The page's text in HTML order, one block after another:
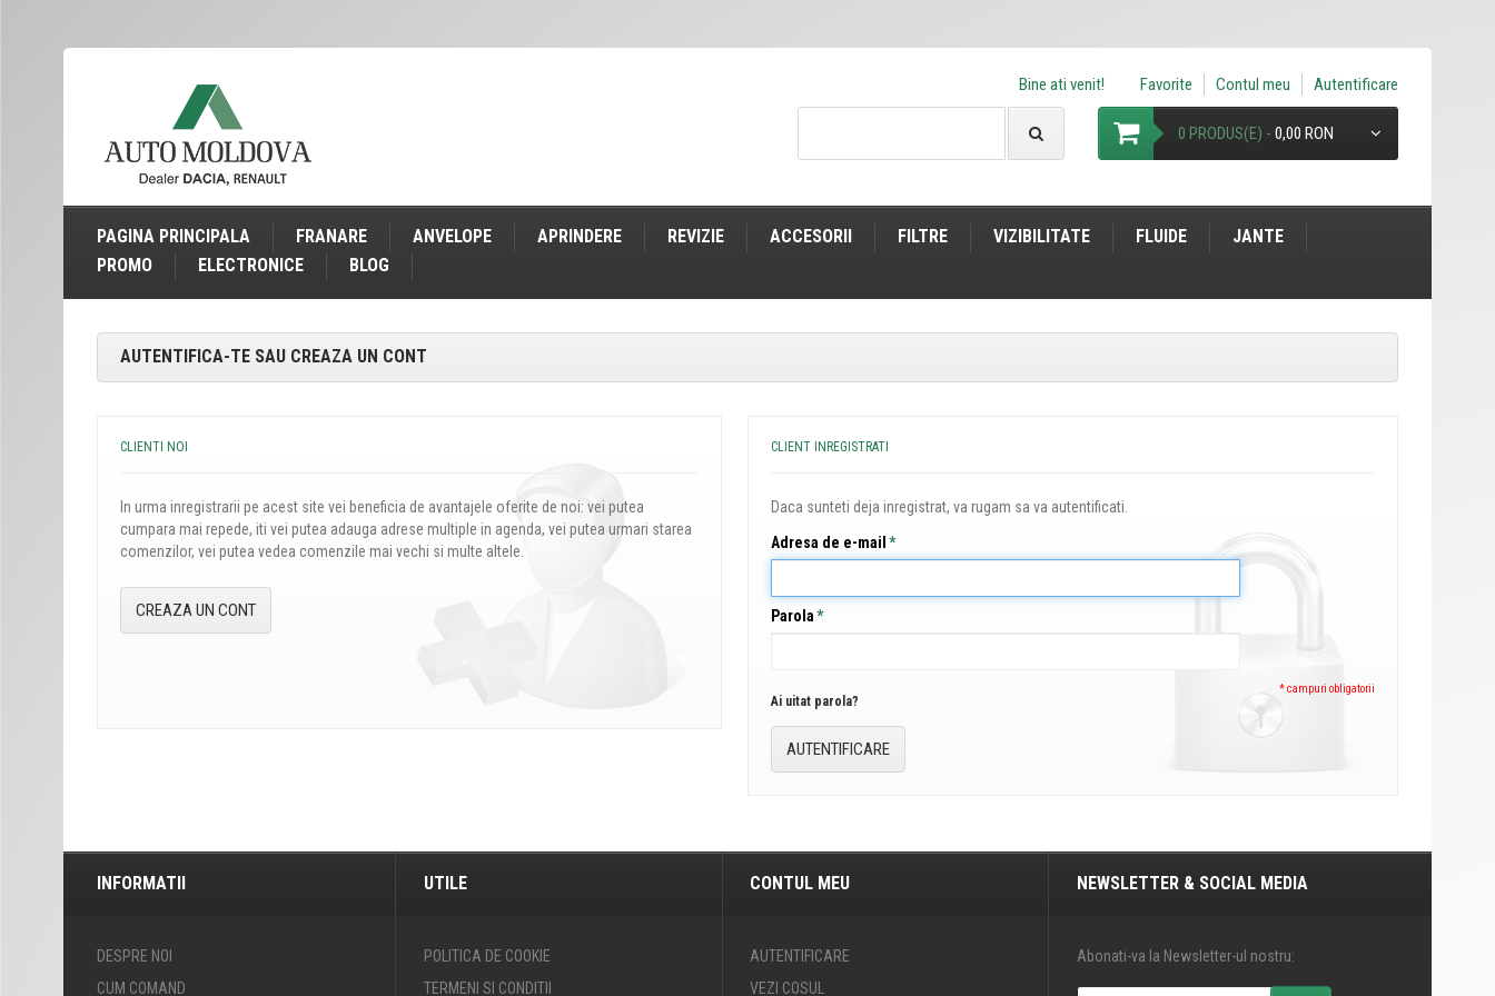
Favorite Contul meu Autentificare
Bine ati venit!
0 PRODUS(E) - 0,00 RON
PAGINA PRINCIPALA FRANARE ANVELOPE APRINDERE REVIZIE ACCESORII FILTRE VIZIBILITATE FLUIDE
JANTE
PROMO
ELECTRONICE BLOG
AUTENTIFICA-TE SAU CREAZA UN CONT
CLIENT INREGISTRATI
Daca sunteti deja inregistrat, va rugam sa va autentificati.
*
Adresa de e-mail
*
Parola
* campuri obligatorii
Ai uitat parola?
AUTENTIFICARE
CLIENTI NOI
In urma inregistrarii pe acest site vei beneficia de avantajele oferite de noi: vei putea
cumpara mai repede, iti vei putea adauga adrese multiple in agenda, vei putea urmari starea
comenzilor, vei putea vedea comenzile mai vechi si multe altele.
CREAZA UN CONT
INFORMATII
DESPRE NOI
CUM COMAND
UTILE
POLITICA DE COOKIE
TERMENI SI CONDITII
CONTUL MEU
AUTENTIFICARE
VEZI COSUL
NEWSLETTER & SOCIAL MEDIA
Abonati-va la Newsletter-ul nostru: